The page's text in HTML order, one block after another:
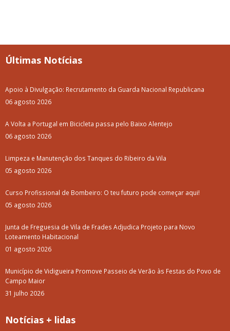
Últimas Notícias
Apoio à Divulgação: Recrutamento da Guarda Nacional Republicana
06 agosto 2026
A Volta a Portugal em Bicicleta passa pelo Baixo Alentejo
06 agosto 2026
Limpeza e Manutenção dos Tanques do Ribeiro da Vila
05 agosto 2026
Curso Profissional de Bombeiro: O teu futuro pode começar aqui!
05 agosto 2026
Junta de Freguesia de Vila de Frades Adjudica Projeto para Novo
Loteamento Habitacional
01 agosto 2026
Município de Vidigueira Promove Passeio de Verão às Festas do Povo de
Campo Maior
31 julho 2026
Notícias + lidas